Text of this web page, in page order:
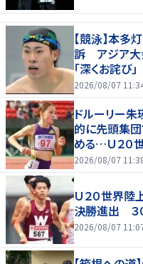
【競泳】本
訴 アジア大
「深くお詫び」
2026/08/07
ドルーリー
的に先頭集
める…Ｕ２０
2026/08/07
Ｕ２０世界陸
決勝進出 ３
2026/08/07